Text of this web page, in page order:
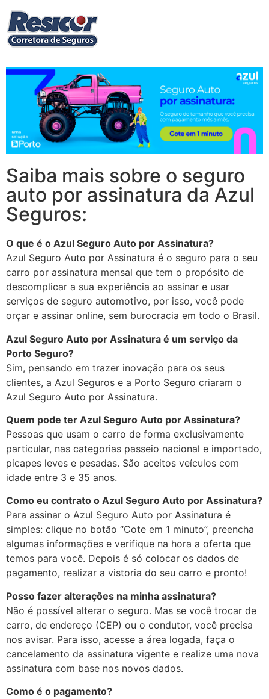
Saiba mais sobre o seguro
auto por assinatura da Azul
Seguros:
O que é o Azul Seguro Auto por Assinatura?
Azul Seguro Auto por Assinatura é o seguro para o seu
carro por assinatura mensal que tem o propósito de
descomplicar a sua experiência ao assinar e usar
serviços de seguro automotivo, por isso, você pode
orçar e assinar online, sem burocracia em todo o Brasil.
Azul Seguro Auto por Assinatura é um serviço da
Porto Seguro?
Sim, pensando em trazer inovação para os seus
clientes, a Azul Seguros e a Porto Seguro criaram o
Azul Seguro Auto por Assinatura.
Quem pode ter Azul Seguro Auto por Assinatura?
Pessoas que usam o carro de forma exclusivamente
particular, nas categorias passeio nacional e importado,
picapes leves e pesadas. São aceitos veículos com
idade entre 3 e 35 anos.
Como eu contrato o Azul Seguro Auto por Assinatura?
Para assinar o Azul Seguro Auto por Assinatura é
simples: clique no botão “Cote em 1 minuto”, preencha
algumas informações e verifique na hora a oferta que
temos para você. Depois é só colocar os dados de
pagamento, realizar a vistoria do seu carro e pronto!
Posso fazer alterações na minha assinatura?
Não é possível alterar o seguro. Mas se você trocar de
carro, de endereço (CEP) ou o condutor, você precisa
nos avisar. Para isso, acesse a área logada, faça o
cancelamento da assinatura vigente e realize uma nova
assinatura com base nos novos dados.
Como é o pagamento?